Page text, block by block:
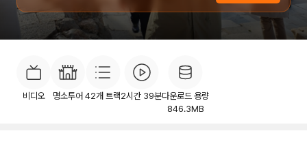
비디오 명소투어 42개 트랙2시간 39분다운로드 용량
846.3MB